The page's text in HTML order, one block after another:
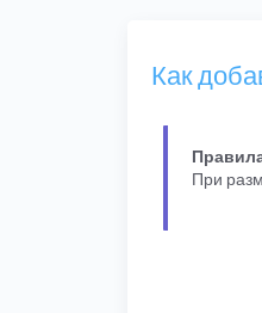
Как
При